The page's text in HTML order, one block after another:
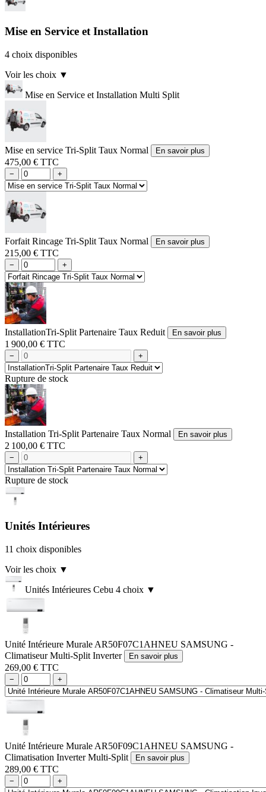
Mise en Service et Installation
4 choix disponibles
Voir les choix ▼
Mise en Service et Installation Multi Split
Mise en service Tri-Split Taux Normal En savoir plus
475,00 € TTC
− +
Forfait Rincage Tri-Split Taux Normal En savoir plus
215,00 € TTC
− +
InstallationTri-Split Partenaire Taux Reduit En savoir plus
1 900,00 € TTC
− +
Rupture de stock
Installation Tri-Split Partenaire Taux Normal En savoir plus
2 100,00 € TTC
− +
Rupture de stock
Unités Intérieures
11 choix disponibles
Voir les choix ▼
Unités Intérieures Cebu 4 choix ▼
Unité Intérieure Murale AR50F07C1AHNEU SAMSUNG -
Climatiseur Multi-Split Inverter
En savoir plus
269,00 € TTC
− +
Unité Intérieure Murale AR50F09C1AHNEU SAMSUNG -
Climatisation Inverter Multi-Split
En savoir plus
289,00 € TTC
− +